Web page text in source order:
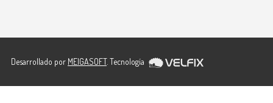
Desarrollado por MEIGASOFT. Tecnología